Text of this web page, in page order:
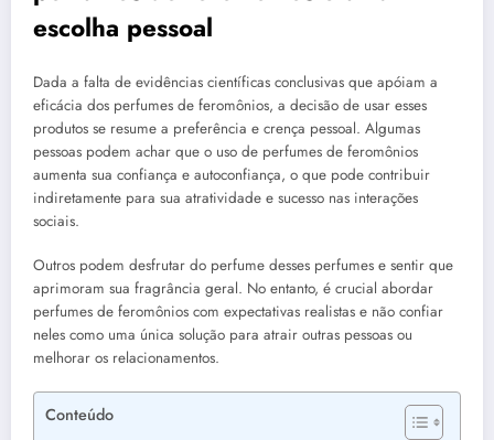
escolha pessoal
Dada a falta de evidências científicas conclusivas que apóiam a
eficácia dos perfumes de feromônios, a decisão de usar esses
produtos se resume a preferência e crença pessoal. Algumas
pessoas podem achar que o uso de perfumes de feromônios
aumenta sua confiança e autoconfiança, o que pode contribuir
indiretamente para sua atratividade e sucesso nas interações
sociais.
Outros podem desfrutar do perfume desses perfumes e sentir que
aprimoram sua fragrância geral. No entanto, é crucial abordar
perfumes de feromônios com expectativas realistas e não confiar
neles como uma única solução para atrair outras pessoas ou
melhorar os relacionamentos.
Conteúdo